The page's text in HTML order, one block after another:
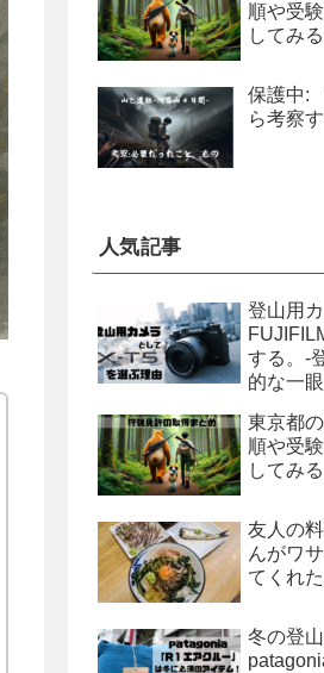
順や受
してみる
保護中:
ら考察
人気記事
登山用
する。-
的な一
東京都
順や受
してみる
友人の
んがワ
てくれた
冬の登